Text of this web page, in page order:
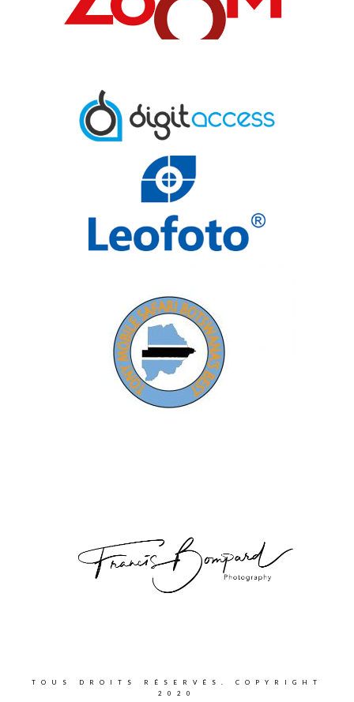
TOUS DROITS RÉSERVÉS. COPYRIGHT
2020